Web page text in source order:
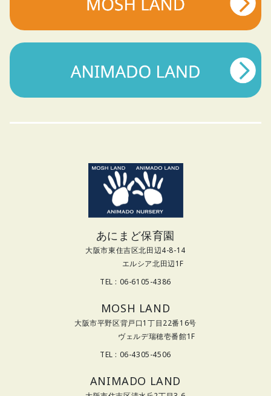
あにまど保育園
大阪市東住吉区北田辺4-8-14
エルシア北田辺1F
TEL : 06-6105-4386
MOSH LAND
大阪市平野区背戸口1丁目22番16号
ヴェルデ瑞穂壱番館1F
TEL : 06-4305-4506
ANIMADO LAND